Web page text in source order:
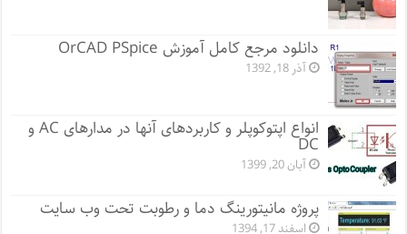
دانلود مرجع کامل آموزش OrCAD PSpice
آذر 18, 1392
انواع اپتوکوپلر و کاربردهای آنها در مدارهای AC و
DC
آبان 20, 1399
پروژه مانيتورينگ دما و رطوبت تحت وب سایت
اسفند 17, 1394